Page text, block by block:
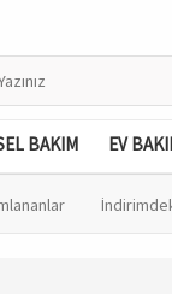
BAKIM EV